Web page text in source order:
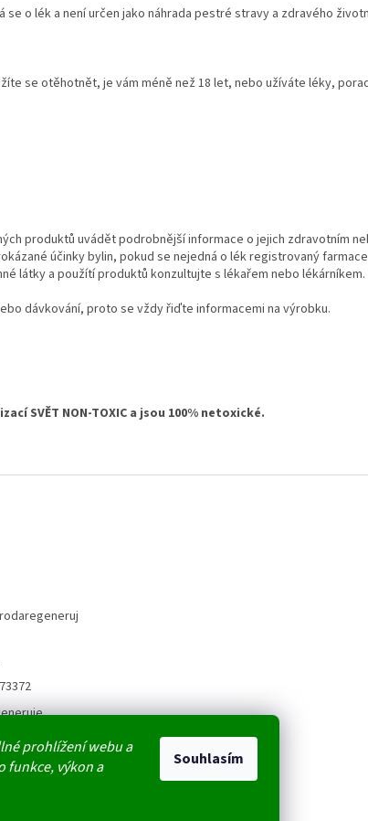
prohlížení webu a
funkce, výkon a
Souhlasím
o lék a není určen jako náhrada pestré stravy a zdravého
se otěhotnět, je vám méně než 18 let, nebo užíváte léky,
produktů uvádět podrobnější informace o jejich zdravotním
účinky bylin, pokud se nejedná o lék registrovaný
látky a použítí produktů konzultujte s lékařem nebo lékárníkem.
dávkování, proto se vždy řiďte informacemi na výrobku.
SVĚT NON-TOXIC a jsou 100% netoxické.